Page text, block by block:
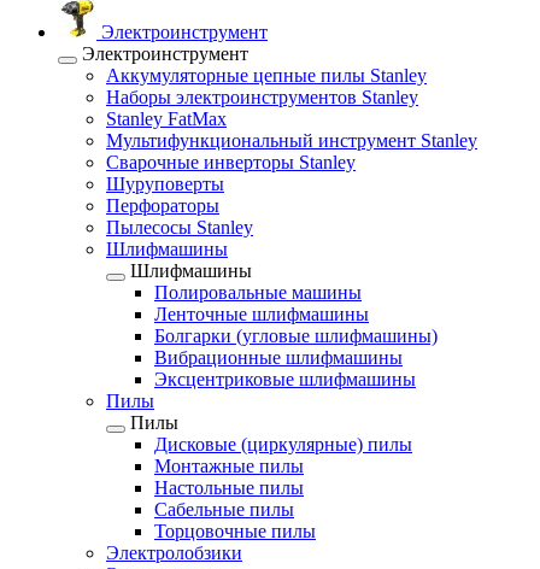
Электроинструмент
Электроинструмент
Аккумуляторные цепные пилы Stanley
Наборы электроинструментов Stanley
Stanley FatMax
Мультифункциональный инструмент Stanley
Сварочные инверторы Stanley
Шуруповерты
Перфораторы
Пылесосы Stanley
Шлифмашины
Шлифмашины
Полировальные машины
Ленточные шлифмашины
Болгарки (угловые шлифмашины)
Вибрационные шлифмашины
Эксцентриковые шлифмашины
Пилы
Пилы
Дисковые (циркулярные) пилы
Монтажные пилы
Настольные пилы
Сабельные пилы
Торцовочные пилы
Электролобзики